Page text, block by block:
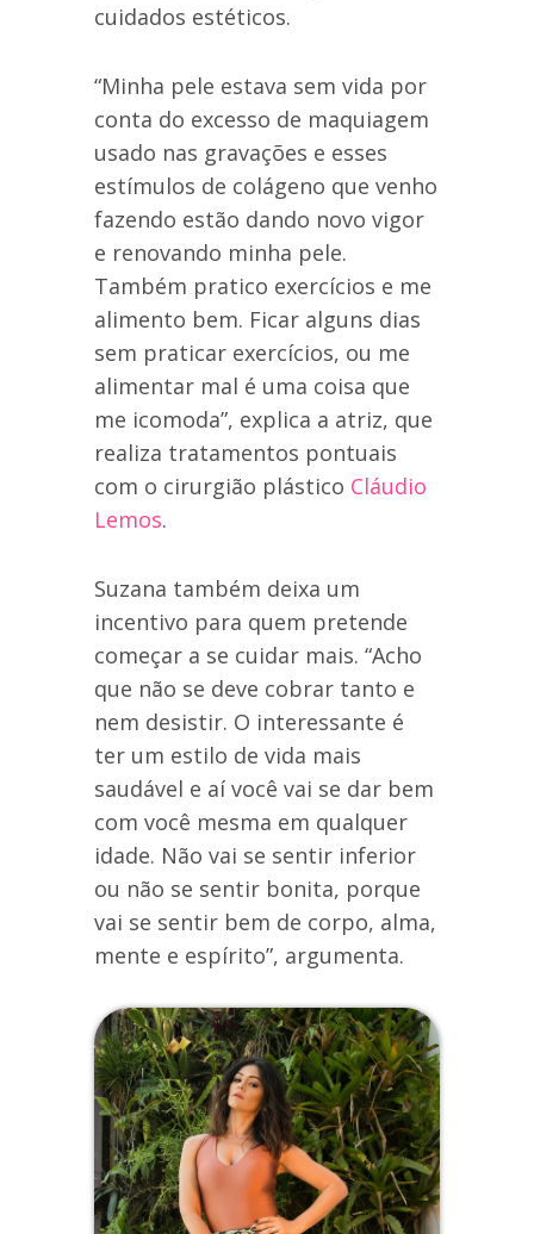
cuidados estéticos.
“Minha pele estava sem vida por
conta do excesso de maquiagem
usado nas gravações e esses
estímulos de colágeno que venho
fazendo estão dando novo vigor
e renovando minha pele.
Também pratico exercícios e me
alimento bem. Ficar alguns dias
sem praticar exercícios, ou me
alimentar mal é uma coisa que
me icomoda”, explica a atriz, que
realiza tratamentos pontuais
com o cirurgião plástico Cláudio
Lemos.
Suzana também deixa um
incentivo para quem pretende
começar a se cuidar mais. “Acho
que não se deve cobrar tanto e
nem desistir. O interessante é
ter um estilo de vida mais
saudável e aí você vai se dar bem
com você mesma em qualquer
idade. Não vai se sentir inferior
ou não se sentir bonita, porque
vai se sentir bem de corpo, alma,
mente e espírito”, argumenta.